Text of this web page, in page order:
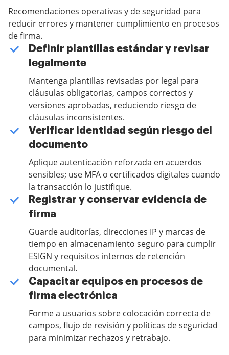
Recomendaciones operativas y de seguridad para
reducir errores y mantener cumplimiento en procesos
de firma.
Definir plantillas estándar y revisar
legalmente
Mantenga plantillas revisadas por legal para
cláusulas obligatorias, campos correctos y
versiones aprobadas, reduciendo riesgo de
cláusulas inconsistentes.
Verificar identidad según riesgo del
documento
Aplique autenticación reforzada en acuerdos
sensibles; use MFA o certificados digitales cuando
la transacción lo justifique.
Registrar y conservar evidencia de
firma
Guarde auditorías, direcciones IP y marcas de
tiempo en almacenamiento seguro para cumplir
ESIGN y requisitos internos de retención
documental.
Capacitar equipos en procesos de
firma electrónica
Forme a usuarios sobre colocación correcta de
campos, flujo de revisión y políticas de seguridad
para minimizar rechazos y retrabajo.